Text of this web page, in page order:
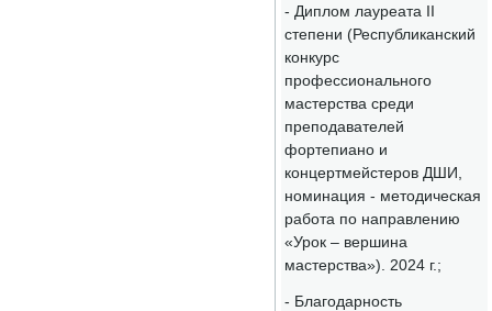
- Диплом лауреата II
степени (Республиканский
конкурс
профессионального
мастерства среди
преподавателей
фортепиано и
концертмейстеров ДШИ,
номинация - методическая
работа по направлению
«Урок – вершина
мастерства»). 2024 г.;
- Благодарность